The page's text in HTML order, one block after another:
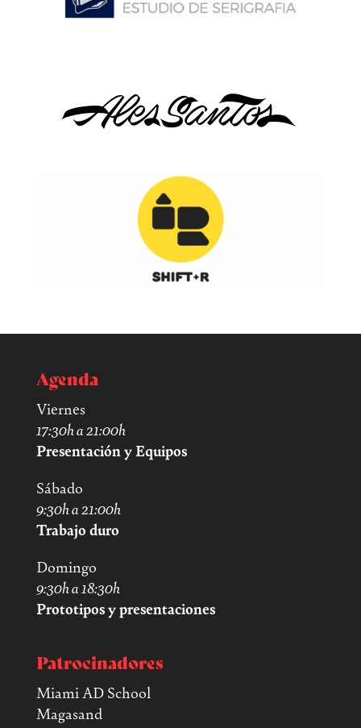
Agenda
Viernes
17:30h a 21:00h
Presentación y Equipos
Sábado
9:30h a 21:00h
Trabajo duro
Domingo
9:30h a 18:30h
Prototipos y presentaciones
Patrocinadores
Miami AD School
Magasand